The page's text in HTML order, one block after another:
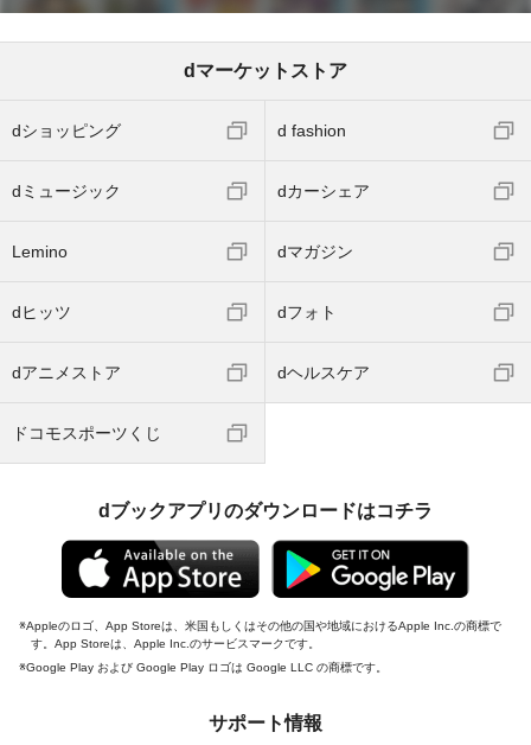
dマーケットストア
dショッピング d fashion
dミュージック dカーシェア
Lemino dマガジン
dヒッツ dフォト
dアニメストア dヘルスケア
ドコモスポーツくじ
dブックアプリのダウンロードはコチラ
Appleのロゴ、App Storeは、米国もしくはその他の国や地域におけるApple Inc.の商標で
す。App Storeは、Apple Inc.のサービスマークです。
Google Play および Google Play ロゴは Google LLC の商標です。
サポート情報